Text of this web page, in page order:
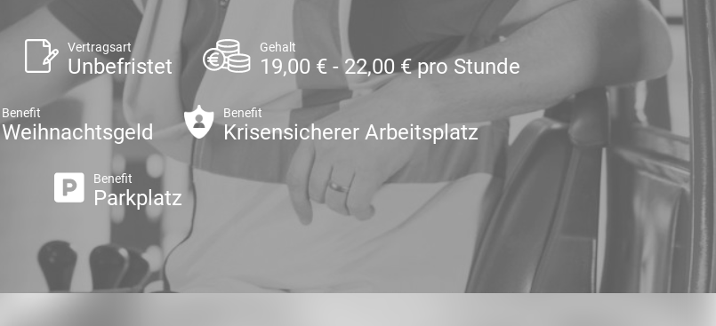
Vertragsart
Unbefristet
Gehalt
19,00 € - 22,00 € pro Stunde
Benefit
Weihnachtsgeld
Benefit
Krisensicherer Arbeitsplatz
Benefit
Parkplatz